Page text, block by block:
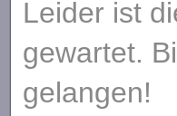
Leider ist
gewartet.
gelangen!